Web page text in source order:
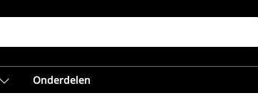
Onderdelen